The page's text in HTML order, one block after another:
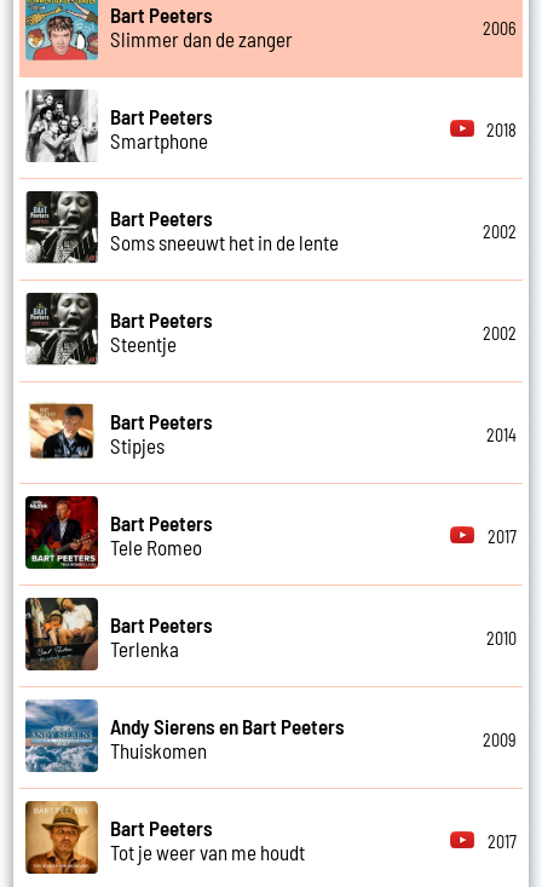
Bart Peeters
Slimmer dan de zanger
2006
Bart Peeters
Smartphone
2018
Bart Peeters
Soms sneeuwt het in de lente
2002
Bart Peeters
Steentje
2002
Bart Peeters
Stipjes
2014
Bart Peeters
Tele Romeo
2017
Bart Peeters
Terlenka
2010
Andy Sierens en Bart Peeters
Thuiskomen
2009
Bart Peeters
Tot je weer van me houdt
2017